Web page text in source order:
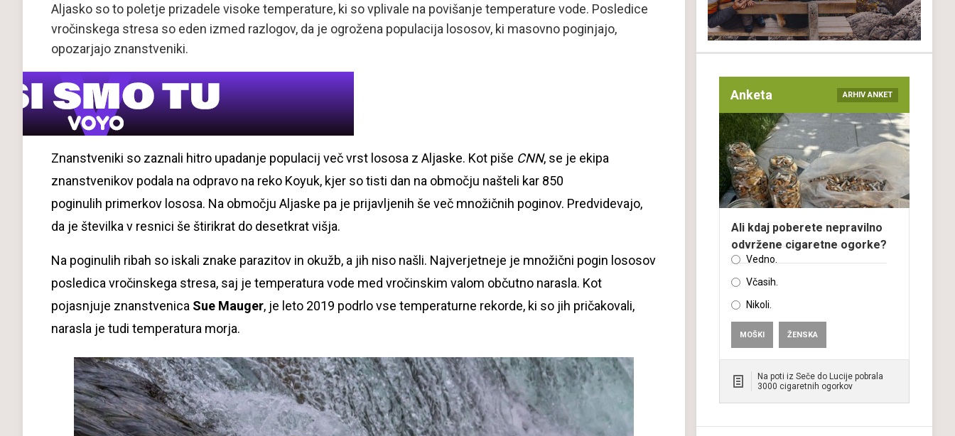
Aljasko so to poletje prizadele visoke temperature, ki so vplivale na povišanje temperature vode. Posledice
vročinskega stresa so eden izmed razlogov, da je ogrožena populacija lososov, ki masovno poginjajo,
opozarjajo znanstveniki.
Znanstveniki so zaznali hitro upadanje populacij več vrst lososa z Aljaske. Kot piše CNN, se je ekipa
znanstvenikov podala na odpravo na reko Koyuk, kjer so tisti dan na območju našteli kar 850
poginulih primerkov lososa. Na območju Aljaske pa je prijavljenih še več množičnih poginov. Predvidevajo,
da je številka v resnici še štirikrat do desetkrat višja.
Na poginulih ribah so iskali znake parazitov in okužb, a jih niso našli. Najverjetneje je množični pogin lososov
posledica vročinskega stresa, saj je temperatura vode med vročinskim valom občutno narasla. Kot
pojasnjuje znanstvenica Sue Mauger, je leto 2019 podrlo vse temperaturne rekorde, ki so jih pričakovali,
narasla je tudi temperatura morja.
Anketa ARHIV ANKET
Ali kdaj poberete nepravilno
odvržene cigaretne ogorke?
Vedno.
Včasih.
Nikoli.
MOŠKI ŽENSKA
Na poti iz Seče do Lucije pobrala
3000 cigaretnih ogorkov